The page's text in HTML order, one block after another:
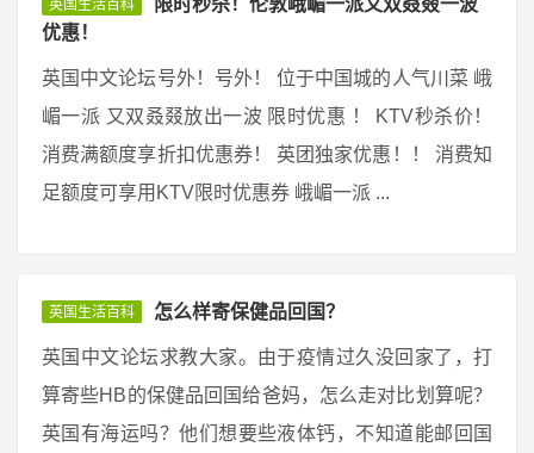
英国生活百科
限时秒杀！伦敦峨嵋一派又双叒叕一波
优惠！
英国中文论坛号外！号外！ 位于中国城的人气川菜 峨
嵋一派 又双叒叕放出一波 限时优惠 ！ KTV秒杀价！
消费满额度享折扣优惠券！ 英团独家优惠！！ 消费知
足额度可享用KTV限时优惠券 峨嵋一派 ...
英国生活百科 怎么样寄保健品回国？
英国中文论坛求教大家。由于疫情过久没回家了，打
算寄些HB的保健品回国给爸妈，怎么走对比划算呢？
英国有海运吗？他们想要些液体钙，不知道能邮回国